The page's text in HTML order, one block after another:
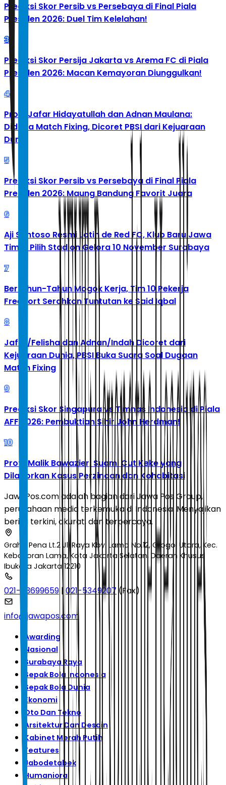
Prediksi Skor Persib vs Persebaya di Final Piala
Presiden 2026: Duel Tim Kelelahan!
3
Prediksi Skor Persija Jakarta vs Arema FC di Piala
Presiden 2026: Macan Kemayoran Diunggulkan!
4
Profil Jafar Hidayatullah dan Adnan Maulana:
Diduga Match Fixing, Dicoret PBSI dari Kejuaraan
Dunia
5
Prediksi Skor Persib vs Persebaya di Final Piala
Presiden 2026: Maung Bandung Favorit Juara
6
Aji Santoso Resmi Latih de Red FC, Klub Baru Jawa
Timur Pilih Stadion Gelora 10 November Surabaya
7
Bertahun-Tahun Mogok Kerja, Tim 10 Pekerja
Freeport Serahkan Tuntutan ke Said Iqbal
8
Jafar/Felisha dan Adnan/Indah Dicoret dari
Kejuaraan Dunia, PBSI Buka Suara Soal Dugaan
Match Fixing
9
Prediksi Skor Singapura vs Timnas Indonesia di Piala
AFF 2026: Pembuktian Sihir John Herdman!
10
Profil Malik Bawazier, Suami Cut Keke yang
Dilaporkan Kasus Perzinaan dan Kohabitasi
JawaPos.com adalah bagian dari Jawa Pos Group,
perusahaan media terkemuka di Indonesia. Menyajikan
berita terkini, akurat, dan terpercaya.
Graha Pena Lt.2 Jl. Raya Kby. Lama No.12, Grogol Utara, Kec.
Kebayoran Lama, Kota Jakarta Selatan, Daerah Khusus
Ibukota Jakarta 12210
021-53699659 |021-5349207 (Fax)
info@jawapos.com
Awarding
Nasional
Surabaya Raya
Sepak Bola Indonesia
Sepak Bola Dunia
Ekonomi
Oto Dan Tekno
Arsitektur Dan Desain
Kabinet Merah Putih
Features
Jabodetabek
Humaniora